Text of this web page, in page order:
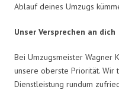
Ablauf deines Umzugs
Unser Versprechen an dich
Bei Umzugsmeister Wagner
unsere oberste Priorität. Wir
Dienstleistung rundum